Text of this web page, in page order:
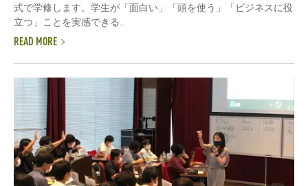
式で学修します。学生が「面白い」「頭を使う」「ビジネスに役
立つ」ことを実感できる...
READ MORE